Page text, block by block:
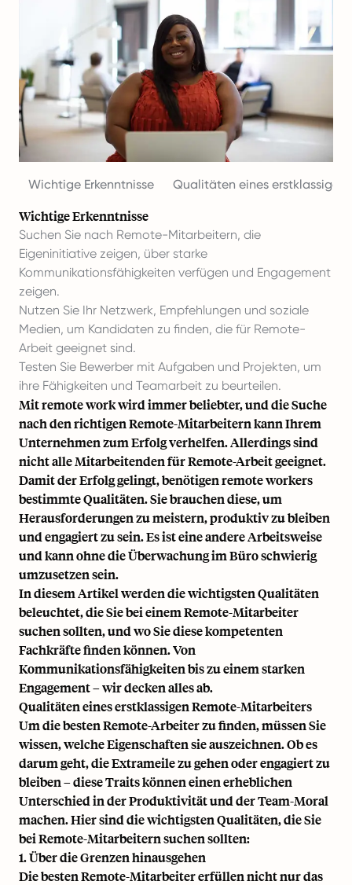
Wichtige Erkenntnisse Qualitäten eines
Wichtige Erkenntnisse
Suchen Sie nach Remote-Mitarbeitern, die
Eigeninitiative zeigen, über starke
Kommunikationsfähigkeiten verfügen und Engagement
zeigen.
Nutzen Sie Ihr Netzwerk, Empfehlungen und soziale
Medien, um Kandidaten zu finden, die für Remote-
Arbeit geeignet sind.
Testen Sie Bewerber mit Aufgaben und Projekten, um
ihre Fähigkeiten und Teamarbeit zu beurteilen.
Mitremote workwird immer beliebter, und die Suche
nach den richtigen Remote-Mitarbeitern kann Ihrem
Unternehmen zum Erfolg verhelfen. Allerdings sind
nicht alle Mitarbeitenden für Remote-Arbeit geeignet.
Damit der Erfolg gelingt, benötigenremote workers
bestimmte Qualitäten. Sie brauchen diese, um
Herausforderungen zu meistern, produktiv zu bleiben
und engagiert zu sein. Es ist eine andere Arbeitsweise
und kann ohne die Überwachung im Büro schwierig
umzusetzen sein.
In diesem Artikel werden die wichtigsten Qualitäten
beleuchtet, die Sie bei einem Remote-Mitarbeiter
suchen sollten, und wo Sie diese kompetenten
Fachkräfte finden können. Von
Kommunikationsfähigkeiten bis zu einem starken
Engagement – wir decken alles ab.
Qualitäten eines erstklassigen Remote-Mitarbeiters
Um die besten Remote-Arbeiter zu finden, müssen Sie
wissen, welche Eigenschaften sie auszeichnen. Ob es
darum geht, die Extrameile zu gehen oder engagiert zu
bleiben – diese Traits können einen erheblichen
Unterschied in der Produktivität und der Team-Moral
machen. Hier sind die wichtigsten Qualitäten, die Sie
bei Remote-Mitarbeitern suchen sollten:
1. Über die Grenzen hinausgehen
Die besten Remote-Mitarbeiter erfüllen nicht nur das